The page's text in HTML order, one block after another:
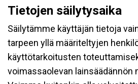
Tietojen säilytysaika
Säilytämme käyttäjän tietoja
tarpeen yllä määriteltyjen
käyttötarkoitusten
voimassaolevan lainsäädännön